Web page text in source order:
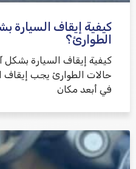
كيفية إيقاف السيارة
الطوارئ؟
كيفية إيقاف السيارة
حالات الطوارئ يجب إيقاف
في أبعد مكان